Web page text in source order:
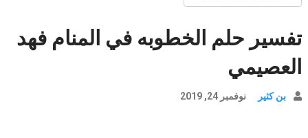
تفسير حلم الخطوبه في المنام فهد
العصيمي
بن كثير نوفمبر 24, 2019